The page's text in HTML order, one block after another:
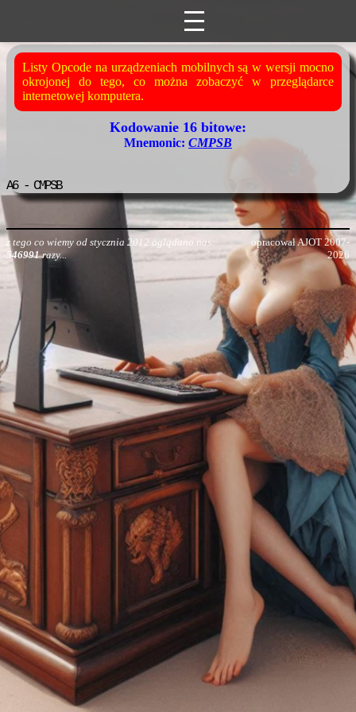
Listy Opcode na urządzeniach mobilnych są w wersji mocno
okrojonej do tego, co można zobaczyć w przeglądarce
internetowej komputera.
Kodowanie 16 bitowe:
Mnemonic: CMPSB
A6- CMPSB
z tego co wiemy od stycznia 2012 oglądano nas:
546991razy...
opracował AJOT 2007-
2026